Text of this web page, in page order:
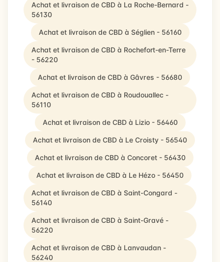
Achat et livraison de CBD à La Roche-Bernard -
56130
Achat et livraison de CBD à Séglien - 56160
Achat et livraison de CBD à Rochefort-en-Terre
- 56220
Achat et livraison de CBD à Gâvres - 56680
Achat et livraison de CBD à Roudouallec -
56110
Achat et livraison de CBD à Lizio - 56460
Achat et livraison de CBD à Le Croisty - 56540
Achat et livraison de CBD à Concoret - 56430
Achat et livraison de CBD à Le Hézo - 56450
Achat et livraison de CBD à Saint-Congard -
56140
Achat et livraison de CBD à Saint-Gravé -
56220
Achat et livraison de CBD à Lanvaudan -
56240